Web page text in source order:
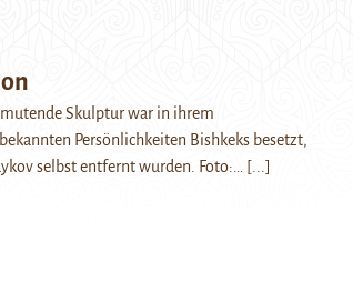
Skulptur war in ihrem
Persönlichkeiten Bishkeks besetzt,
selbst entfernt wurden. Foto:…
[...]